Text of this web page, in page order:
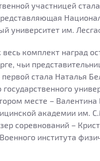
участницей
университет им.
комплект наград
чьи
стала Наталья
месте – Валентина
академии им.
соревнований –
института